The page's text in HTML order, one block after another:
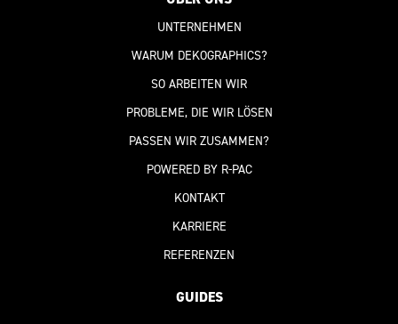
UNTERNEHMEN
WARUM DEKOGRAPHICS?
SO ARBEITEN WIR
PROBLEME, DIE WIR LÖSEN
PASSEN WIR ZUSAMMEN?
POWERED BY R-PAC
KONTAKT
KARRIERE
REFERENZEN
GUIDES